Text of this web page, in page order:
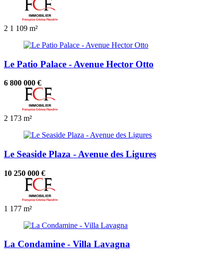
2 1 109 m²
Le Patio Palace - Avenue Hector Otto
6 800 000 €
2 173 m²
Le Seaside Plaza - Avenue des Ligures
10 250 000 €
1 177 m²
La Condamine - Villa Lavagna